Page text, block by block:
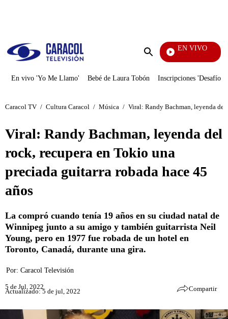
Enviar
EN VIVO
En vivo 'Yo Me Llamo' Bebé de Laura Tobón Inscripciones 'Desafío'
Caracol TV / Cultura Caracol / Música / Viral: Randy Bachman, leyenda del
Viral: Randy Bachman, leyenda del
rock, recupera en Tokio una
preciada guitarra robada hace 45
años
La compró cuando tenía 19 años en su ciudad natal de
Winnipeg junto a su amigo y también guitarrista Neil
Young, pero en 1977 fue robada de un hotel en
Toronto, Canadá, durante una gira.
Por: Caracol Televisión
5 de Jul, 2022
Actualizado: 5 de jul, 2022 Compartir